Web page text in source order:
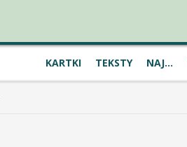
KARTKI TEKSTY NAJ...